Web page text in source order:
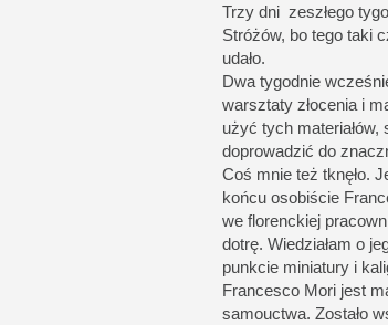
Trzy dni zeszłego
Stróżów, bo tego taki
udało.
Dwa tygodnie
warsztaty złocenia i
użyć tych materiałów,
doprowadzić do
Coś mnie też tknęło.
końcu osobiście
we florenckiej
dotrę. Wiedziałam o
punkcie miniatury i
Francesco Mori jest
samouctwa. Zostało